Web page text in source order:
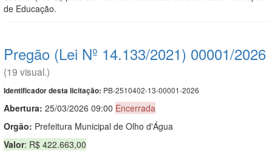
de Educação.
Pregão (Lei Nº 14.133/2021) 00001/2026
(19 visual.)
Identificador desta licitação: PB-2510402-13-00001-2026
Abertura: 25/03/2026 09:00 Encerrada
Orgão: Prefeitura Municipal de Olho d'Água
Valor: R$ 422.663,00